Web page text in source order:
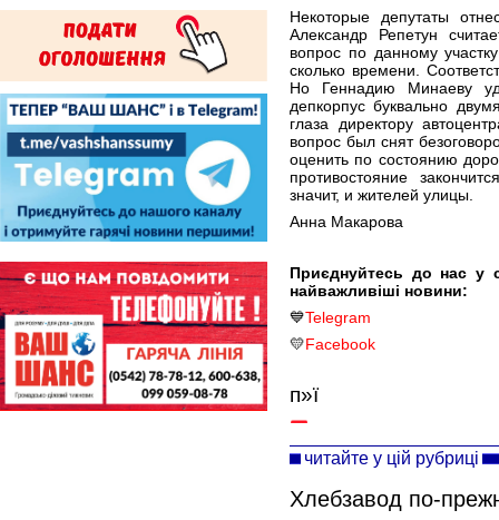
Некоторые депутаты
Александр Репетун
вопрос по данному
сколько времени.
Но Геннадию Минаеву
депкорпус буквально
глаза директору
вопрос был снят
оценить по состоянию
противостояние
значит, и жителей улицы.
Анна Макарова
Приєднуйтесь до нас у
найважливіші новини:
💙Telegram
💛Facebook
п»ї
читайте у цій рубриці
Хлебзавод по-